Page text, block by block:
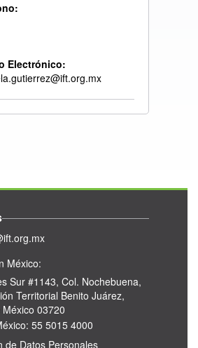
Electrónico:
México:
Sur #1143, Col. Nochebuena,
Territorial Benito Juárez,
03720
55 5015 4000
de Datos Personales